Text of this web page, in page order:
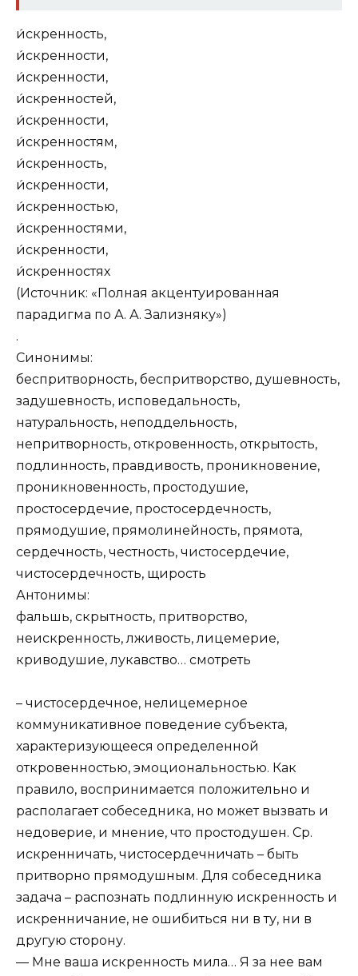
и́скренность,
и́скренности,
и́скренности,
и́скренностей,
и́скренности,
и́скренностям,
и́скренность,
и́скренности,
и́скренностью,
и́скренностями,
и́скренности,
и́скренностях
(Источник: «Полная акцентуированная
парадигма по А. А. Зализняку»)
.
Синонимы:
беспритворность, беспритворство, душевность,
задушевность, исповедальность,
натуральность, неподдельность,
непритворность, откровенность, открытость,
подлинность, правдивость, проникновение,
проникновенность, простодушие,
простосердечие, простосердечность,
прямодушие, прямолинейность, прямота,
сердечность, честность, чистосердечие,
чистосердечность, щирость
Антонимы:
фальшь, скрытность, притворство,
неискренность, лживость, лицемерие,
криводушие, лукавство… смотреть
– чистосердечное, нелицемерное
коммуникативное поведение субъекта,
характеризующееся определенной
откровенностью, эмоциональностью. Как
правило, воспринимается положительно и
располагает собеседника, но может вызвать и
недоверие, и мнение, что простодушен. Ср.
искренничать, чистосердечничать – быть
притворно прямодушным. Для собеседника
задача – распознать подлинную искренность и
искренничание, не ошибиться ни в ту, ни в
другую сторону.
— Мне ваша искренность мила… Я за нее вам